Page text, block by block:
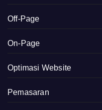
Off-Page
On-Page
Optimasi Website
Pemasaran